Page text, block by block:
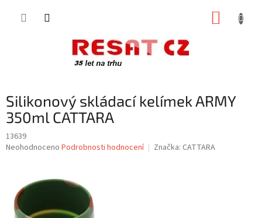
Silikonový skládací kelímek ARMY
350ml CATTARA
13639
Průměrné
Neohodnoceno Podrobnosti hodnocení Značka: CATTARA